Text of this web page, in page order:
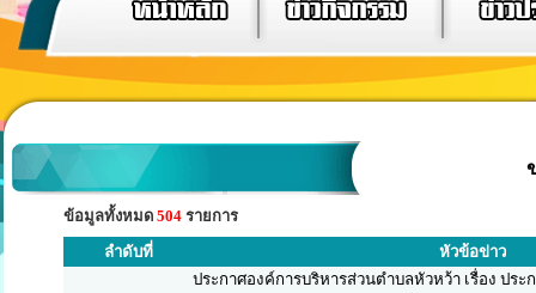
ข้อมูลทั้งหมด 504 รายการ
ลำดับที่
หัวข้อข่าว
ประกาศองค์การบริหารส่วนตำบลหัวหว้า เรื่อง ประ